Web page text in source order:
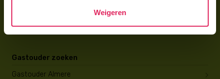
Weigeren
Opleiding tot gastouder
Gastouder zoeken
Gastouder Almere